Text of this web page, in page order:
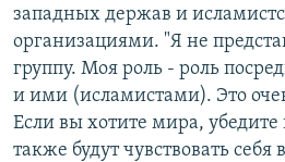
Все сайты Радио Азатутюн
западных держав и
организациями. "Я не
группу. Моя роль - роль
и ими (исламистами). Это
Если вы хотите мира,
также будут чувствовать себя